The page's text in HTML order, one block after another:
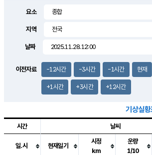
1.5m/s
요소
지역
날짜
이전자료 -12시간 -3시간 -1시간 현재
+1시간 +3시간 +12시간
기상실황
시간 날씨
일.시 현재일기
시정
km
운량
1/10